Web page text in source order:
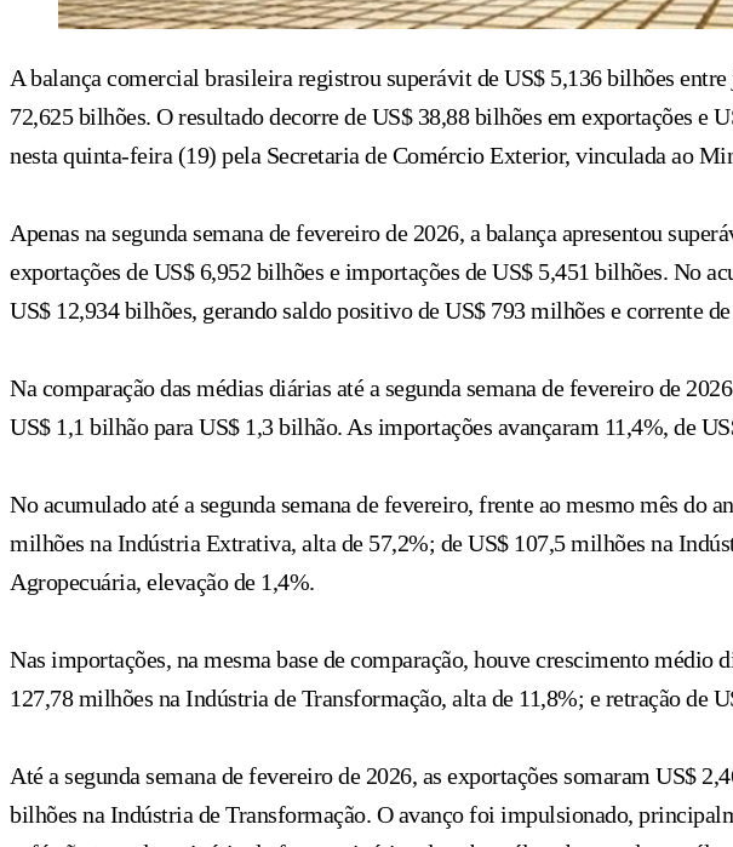
A balança comercial brasileira registrou superávit de US$ 5,136 bilhões
72,625 bilhões. O resultado decorre de US$ 38,88 bilhões em exportações
nesta quinta-feira (19) pela Secretaria de Comércio Exterior, vinculada ao
Apenas na segunda semana de fevereiro de 2026, a balança apresentou
exportações de US$ 6,952 bilhões e importações de US$ 5,451 bilhões. No
US$ 12,934 bilhões, gerando saldo positivo de US$ 793 milhões e corrente
Na comparação das médias diárias até a segunda semana de fevereiro de
US$ 1,1 bilhão para US$ 1,3 bilhão. As importações avançaram 11,4%, de
No acumulado até a segunda semana de fevereiro, frente ao mesmo mês do
milhões na Indústria Extrativa, alta de 57,2%; de US$ 107,5 milhões na
Agropecuária, elevação de 1,4%.
Nas importações, na mesma base de comparação, houve crescimento
127,78 milhões na Indústria de Transformação, alta de 11,8%; e retração de
Até a segunda semana de fevereiro de 2026, as exportações somaram US$
bilhões na Indústria de Transformação. O avanço foi impulsionado,